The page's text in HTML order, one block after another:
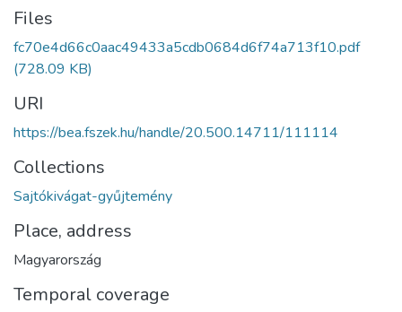
Files
fc70e4d66c0aac49433a5cdb0684d6f74a713f10.pdf
(728.09 KB)
URI
https://bea.fszek.hu/handle/20.500.14711/111114
Collections
Sajtókivágat-gyűjtemény
Place, address
Magyarország
Temporal coverage